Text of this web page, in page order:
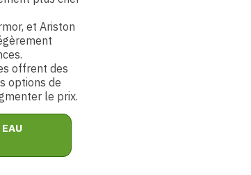
et Ariston
offrent des
options de
le prix.